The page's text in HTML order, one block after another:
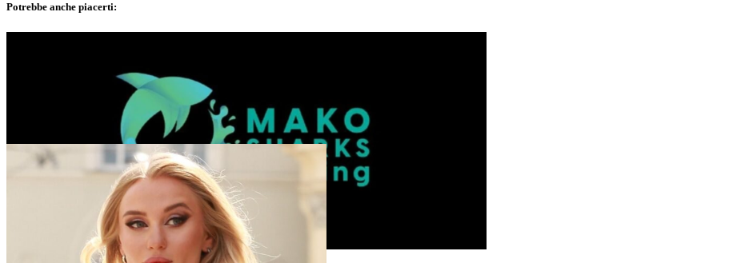
Potrebbe anche piacerti:
Analisi tecnica settimanale del BTC a cura di Mako Sharks